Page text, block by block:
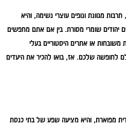
מגוונת ונופים עוצרי נשימה, והיא
יהודים שומרי מסורת. בין אם אתם מחפשים
משובחות או אתרים היסטוריים בעלי
לחופשה שלכם. אז, בואו להכיר את היעדים
מפוארת, והיא מציעה שפע של בתי כנסת